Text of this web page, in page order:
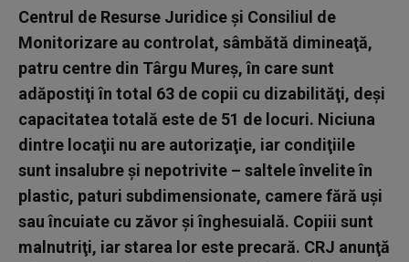
Centrul de Resurse Juridice şi Consiliul de
Monitorizare au controlat, sâmbătă dimineaţă,
patru centre din Târgu Mureş, în care sunt
adăpostiţi în total 63 de copii cu dizabilităţi, deşi
capacitatea totală este de 51 de locuri. Niciuna
dintre locaţii nu are autorizaţie, iar condiţiile
sunt insalubre şi nepotrivite – saltele învelite în
plastic, paturi subdimensionate, camere fără uşi
sau încuiate cu zăvor şi înghesuială. Copiii sunt
malnutriţi, iar starea lor este precară. CRJ anunţă